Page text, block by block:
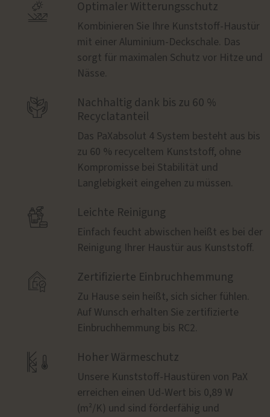
 Optimaler Witterungsschutz
Kombinieren Sie Ihre Kunststoff-Haustür
mit einer Aluminium-Deckschale. Das
sorgt für maximalen Schutz vor Hitze und
Nässe.

Nachhaltig dank bis zu 60 %
Recyclatanteil
Das PaXabsolut 4 System besteht aus bis
zu 60 % recyceltem Kunststoff, ohne
Kompromisse bei Stabilität und
Langlebigkeit eingehen zu müssen.
 Leichte Reinigung
Einfach feucht abwischen heißt es bei der
Reinigung Ihrer Haustür aus Kunststoff.
 Zertifizierte Einbruchhemmung
Zu Hause sein heißt, sich sicher fühlen.
Auf Wunsch erhalten Sie zertifizierte
Einbruchhemmung bis RC2.
 Hoher Wärmeschutz
Unsere Kunststoff-Haustüren von PaX
erreichen einen Ud-Wert bis 0,89 W
(m²/K) und sind förderfähig und